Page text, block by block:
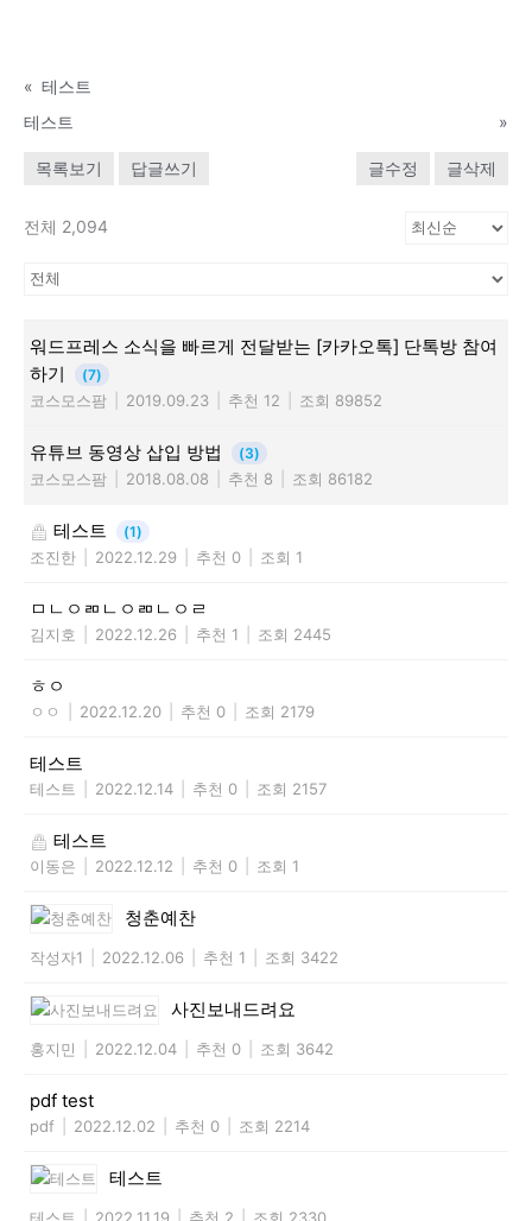
« 테스트
테스트
»
목록보기 답글쓰기 글수정 글삭제
전체 2,094
워드프레스 소식을 빠르게 전달받는 [카카오톡] 단톡방 참여
하기
(7)
코스모스팜 2019.09.23 추천 12 조회 89852
유튜브 동영상 삽입 방법 (3)
코스모스팜 2018.08.08 추천 8 조회 86182
테스트 (1)
조진한 2022.12.29 추천 0 조회 1
ㅁㄴㅇㄻㄴㅇㄻㄴㅇㄹ
김지호 2022.12.26 추천 1 조회 2445
ㅎㅇ
ㅇㅇ 2022.12.20 추천 0 조회 2179
테스트
테스트 2022.12.14 추천 0 조회 2157
테스트
이동은 2022.12.12 추천 0 조회 1
청춘예찬
작성자1 2022.12.06 추천 1 조회 3422
사진보내드려요
홍지민 2022.12.04 추천 0 조회 3642
pdf test
pdf 2022.12.02 추천 0 조회 2214
테스트